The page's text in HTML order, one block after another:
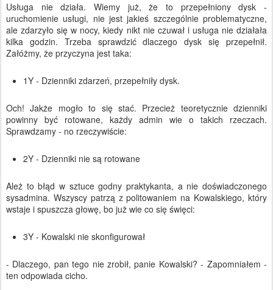
Usługa nie działa. Wiemy już, że to przepełniony dysk -
uruchomienie usługi, nie jest jakieś szczególnie problematyczne,
ale zdarzyło się w nocy, kiedy nikt nie czuwał i usługa nie działała
kilka godzin. Trzeba sprawdzić dlaczego dysk się przepełnił.
Załóżmy, że przyczyna jest taka:
1Y - Dzienniki zdarzeń, przepełniły dysk.
Och! Jakże mogło to się stać. Przecież teoretycznie dzienniki
powinny być rotowane, każdy admin wie o takich rzeczach.
Sprawdzamy - no rzeczywiście:
2Y - Dzienniki nie są rotowane
Ależ to błąd w sztuce godny praktykanta, a nie doświadczonego
sysadmina. Wszyscy patrzą z politowaniem na Kowalskiego, który
wstaje i spuszcza głowę, bo już wie co się święci:
3Y - Kowalski nie skonfigurował
- Dlaczego, pan tego nie zrobił, panie Kowalski? - Zapomniałem -
ten odpowiada cicho.